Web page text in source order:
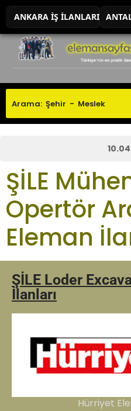
ANKARA İŞ İLANLARI
ŞİLE
Opertör
Eleman
ŞİLE Loder
İlanları
Hürriyet